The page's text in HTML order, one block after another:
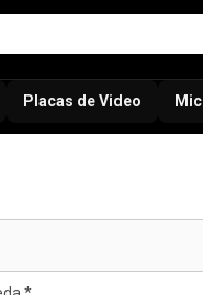
Placas de Video